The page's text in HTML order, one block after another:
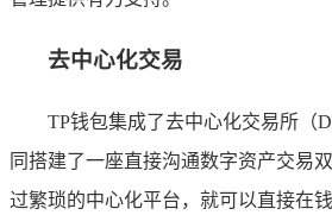
去中心化交易
TP钱包集成了去中心化交易所（
同搭建了一座直接沟通数字资产交易
过繁琐的中心化平台，就可以直接在